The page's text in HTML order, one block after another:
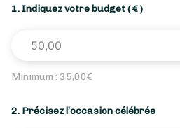
1. Indiquez votre budget( € )
Minimum : 35,00€
2. Précisez l’occasion célébrée